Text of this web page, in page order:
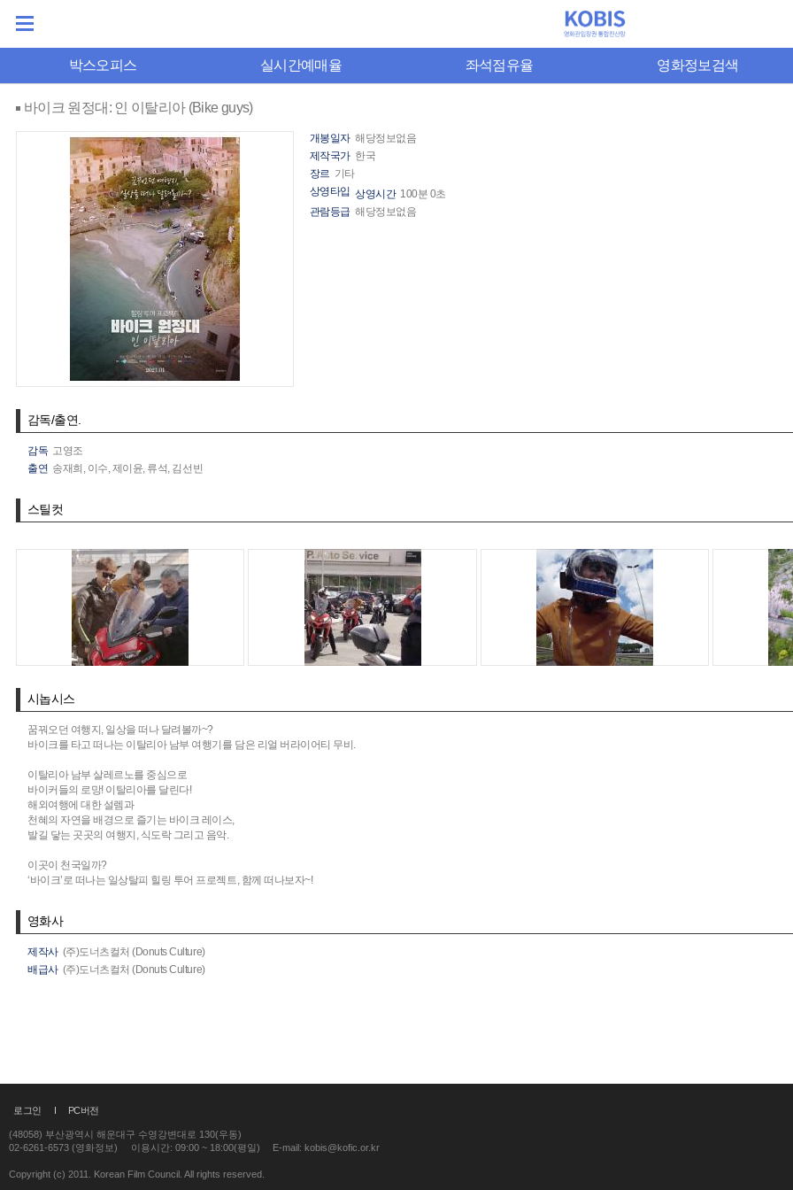
박스오피스 실시간예매율 좌석점유율 영화정보검색
바이크 원정대: 인 이탈리아 (Bike guys)
개봉일자 해당정보없음
제작국가 한국
장르 기타
상영타입 상영시간 100분 0초
관람등급 해당정보없음
감독/출연.
감독 고영조
출연 송재희, 이수,제이윤, 류석, 김선빈
스틸컷
시놉시스
꿈꿔오던 여행지, 일상을 떠나 달려볼까~?
바이크를 타고 떠나는 이탈리아 남부 여행기를 담은 리얼 버라이어티 무비.
이탈리아 남부 살레르노를 중심으로
바이커들의 로망! 이탈리아를 달린다!
해외여행에 대한 설렘과
천혜의 자연을 배경으로 즐기는 바이크 레이스,
발길 닿는 곳곳의 여행지, 식도락 그리고 음악.
이곳이 천국일까?
‘바이크’로 떠나는 일상탈피 힐링 투어 프로젝트, 함께 떠나보자~!
영화사
제작사 (주)도너츠컬처 (Donuts Culture)
배급사 (주)도너츠컬처 (Donuts Culture)
로그인 PC버전
(48058) 부산광역시 해운대구 수영강변대로 130(우동)
02-6261-6573 (영화정보)
이용시간: 09:00 ~ 18:00(평일) E-mail: kobis@kofic.or.kr
Copyright (c) 2011. Korean Film Council. All rights reserved.